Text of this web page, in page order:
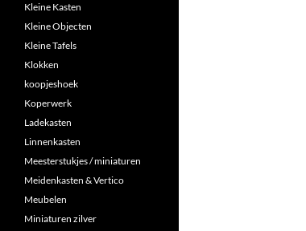
Kleine Kasten
Kleine Objecten
Kleine Tafels
Klokken
koopjeshoek
Koperwerk
Ladekasten
Linnenkasten
Meesterstukjes / miniaturen
Meidenkasten & Vertico
Meubelen
Miniaturen zilver